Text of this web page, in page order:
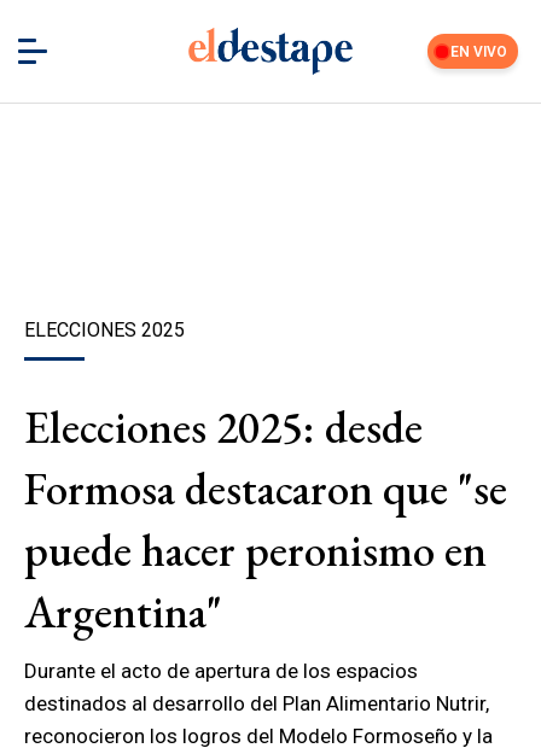
EN VIVO
ELECCIONES 2025
Elecciones 2025: desde
Formosa destacaron que "se
puede hacer peronismo en
Argentina"
Durante el acto de apertura de los espacios
destinados al desarrollo del Plan Alimentario Nutrir,
reconocieron los logros del Modelo Formoseño y la